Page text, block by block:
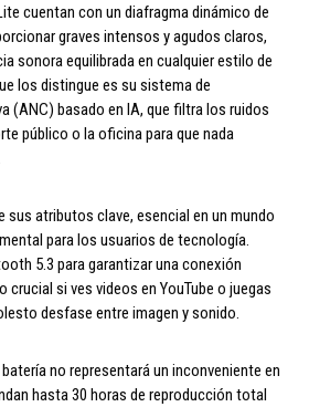
cuentan con un diafragma dinámico de
graves intensos y agudos claros,
sonora equilibrada en cualquier estilo de
los distingue es su sistema de
(ANC) basado en IA, que filtra los ruidos
público o la oficina para que nada
sus atributos clave, esencial en un mundo
para los usuarios de tecnología.
5.3 para garantizar una conexión
crucial si ves videos en YouTube o juegas
desfase entre imagen y sonido.
no representará un inconveniente en
hasta 30 horas de reproducción total